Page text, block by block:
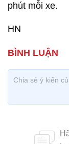
phút mỗi xe.
HN